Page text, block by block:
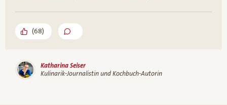
(68)
Katharina Seiser
Kulinarik-Journalistin und Kochbuch-Autorin